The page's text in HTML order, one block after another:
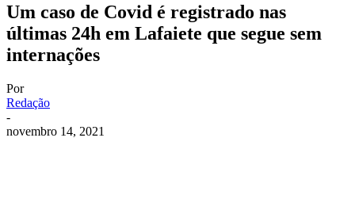
Um caso de Covid é registrado nas
últimas 24h em Lafaiete que segue sem
internações
Por
Redação
-
novembro 14, 2021